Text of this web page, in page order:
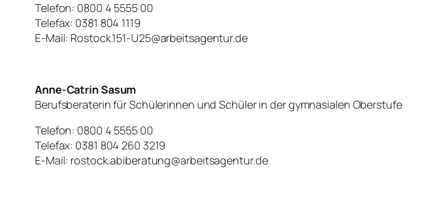
Telefon: 0800 4 5555 00
Telefax: 0381 804 1119
E-Mail: Rostock.151-U25@arbeitsagentur.de
Anne-Catrin Sasum
Berufsberaterin für Schülerinnen und Schüler in der gymnasialen Oberstufe
Telefon: 0800 4 5555 00
Telefax: 0381 804 260 3219
E-Mail: rostock.abiberatung@arbeitsagentur.de